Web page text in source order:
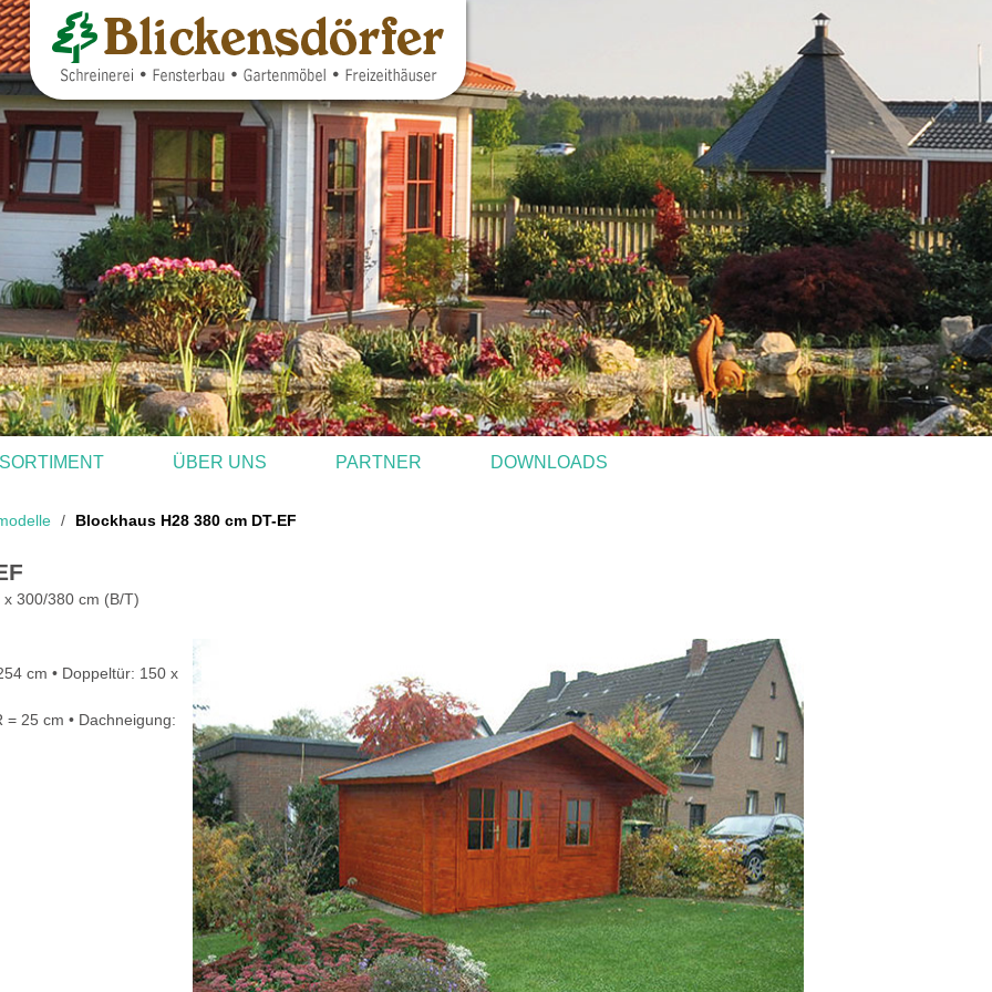
SORTIMENT ÜBER UNS PARTNER DOWNLOADS
Blockhaus H28 380 cm DT-EF
300/380 cm (B/T)
cm • Doppeltür: 150 x
25 cm • Dachneigung: